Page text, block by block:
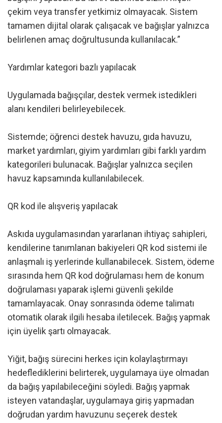
çekim veya transfer yetkimiz olmayacak. Sistem
tamamen dijital olarak çalışacak ve bağışlar yalnızca
belirlenen amaç doğrultusunda kullanılacak.”
Yardımlar kategori bazlı yapılacak
Uygulamada bağışçılar, destek vermek istedikleri
alanı kendileri belirleyebilecek.
Sistemde; öğrenci destek havuzu, gıda havuzu,
market yardımları, giyim yardımları gibi farklı yardım
kategorileri bulunacak. Bağışlar yalnızca seçilen
havuz kapsamında kullanılabilecek.
QR kod ile alışveriş yapılacak
Askıda uygulamasından yararlanan ihtiyaç sahipleri,
kendilerine tanımlanan bakiyeleri QR kod sistemi ile
anlaşmalı iş yerlerinde kullanabilecek. Sistem, ödeme
sırasında hem QR kod doğrulaması hem de konum
doğrulaması yaparak işlemi güvenli şekilde
tamamlayacak. Onay sonrasında ödeme talimatı
otomatik olarak ilgili hesaba iletilecek. Bağış yapmak
için üyelik şartı olmayacak.
Yiğit, bağış sürecini herkes için kolaylaştırmayı
hedeflediklerini belirterek, uygulamaya üye olmadan
da bağış yapılabileceğini söyledi. Bağış yapmak
isteyen vatandaşlar, uygulamaya giriş yapmadan
doğrudan yardım havuzunu seçerek destek